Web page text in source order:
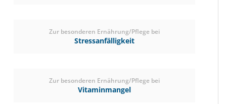
Zur besonderen Ernährung/Pflege bei
Stressanfälligkeit
Zur besonderen Ernährung/Pflege bei
Vitaminmangel